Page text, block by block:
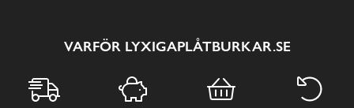
VARFÖR LYXIGAPLÅTBURKAR.SE